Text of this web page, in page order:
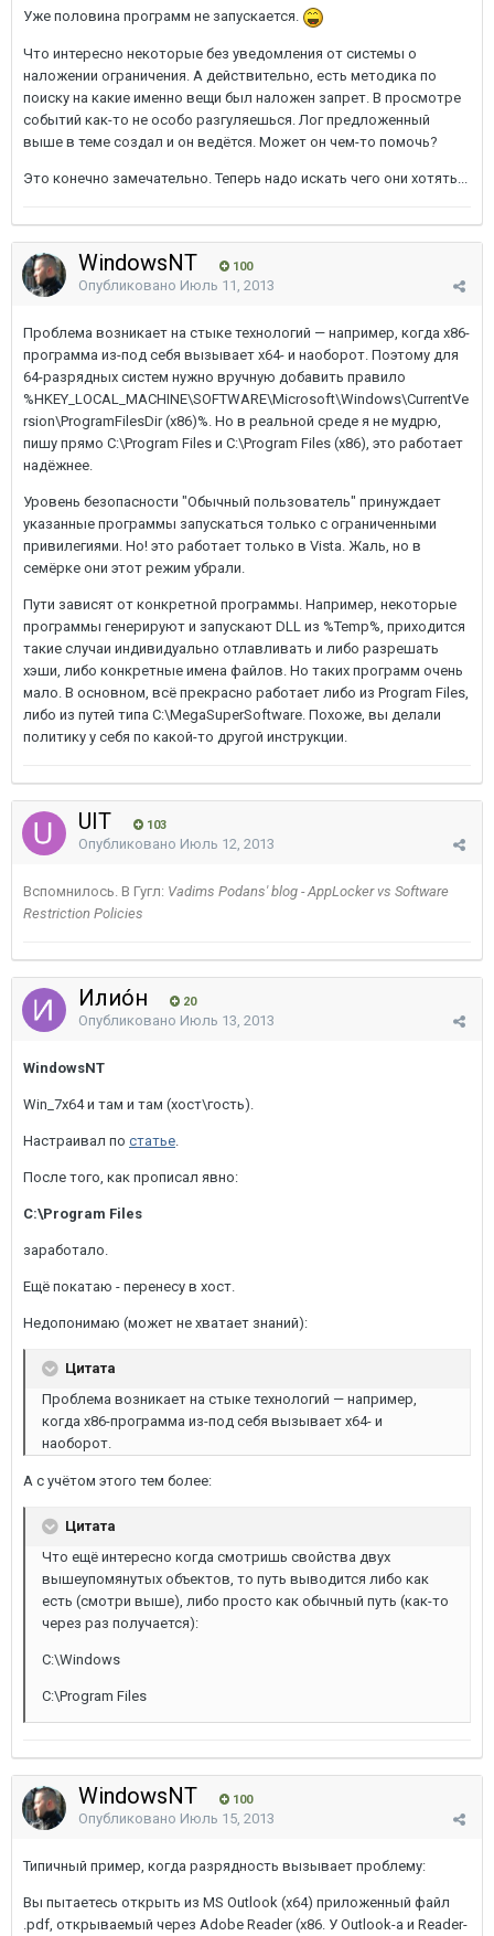
Уже половина программ не запускается.
Что интересно некоторые без уведомления от системы о
наложении ограничения. А действительно, есть методика по
поиску на какие именно вещи был наложен запрет. В просмотре
событий как-то не особо разгуляешься. Лог предложенный
выше в теме создал и он ведётся. Может он чем-то помочь?
Это конечно замечательно. Теперь надо искать чего они хотять...
WindowsNT 100
Опубликовано Июль 11, 2013
Проблема возникает на стыке технологий — например, когда х86-
программа из-под себя вызывает х64- и наоборот. Поэтому для
64-разрядных систем нужно вручную добавить правило
%HKEY_LOCAL_MACHINE\SOFTWARE\Microsoft\Windows\CurrentVe
rsion\ProgramFilesDir (x86)%. Но в реальной среде я не мудрю,
пишу прямо C:\Program Files и C:\Program Files (x86), это работает
надёжнее.
Уровень безопасности "Обычный пользователь" принуждает
указанные программы запускаться только с ограниченными
привилегиями. Но! это работает только в Vista. Жаль, но в
семёрке они этот режим убрали.
Пути зависят от конкретной программы. Например, некоторые
программы генерируют и запускают DLL из %Temp%, приходится
такие случаи индивидуально отлавливать и либо разрешать
хэши, либо конкретные имена файлов. Но таких программ очень
мало. В основном, всё прекрасно работает либо из Program Files,
либо из путей типа C:\MegaSuperSoftware. Похоже, вы делали
политику у себя по какой-то другой инструкции.
UIT 103
Опубликовано Июль 12, 2013
Вспомнилось. В Гугл: Vadims Podans' blog - AppLocker vs Software
Restriction Policies
Илио́н 20
Опубликовано Июль 13, 2013
WindowsNT
Win_7x64 и там и там (хост\гость).
Настраивал по статье.
После того, как прописал явно:
C:\Program Files
заработало.
Ещё покатаю - перенесу в хост.
Недопонимаю (может не хватает знаний):
Цитата
Проблема возникает на стыке технологий — например,
когда х86-программа из-под себя вызывает х64- и
наоборот.
А с учётом этого тем более:
Цитата
Что ещё интересно когда смотришь свойства двух
вышеупомянутых объектов, то путь выводится либо как
есть (смотри выше), либо просто как обычный путь (как-то
через раз получается):
C:\Windows
C:\Program Files
WindowsNT 100
Опубликовано Июль 15, 2013
Типичный пример, когда разрядность вызывает проблему:
Вы пытаетесь открыть из MS Outlook (x64) приложенный файл
.pdf, открываемый через Adobe Reader (x86. У Outlook-а и Reader-